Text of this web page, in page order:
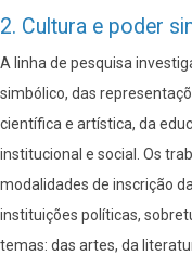
2. Cultura e poder
A linha de pesquisa
simbólico, das
científica e artística, da
institucional e social. Os
modalidades de inscrição
instituições políticas,
temas: das artes, da